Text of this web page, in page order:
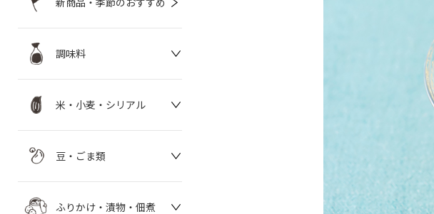
調味料
米・小麦・シリアル
豆・ごま類
ふりかけ・漬物・佃煮